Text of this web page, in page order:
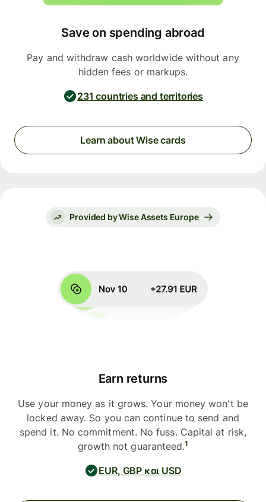
Save on spending abroad
Pay and withdraw cash worldwide without any
hidden fees or markups.
231 countries and territories
Learn about Wise cards
Provided by Wise Assets Europe
Earn returns
Use your money as it grows. Your money won't be
locked away. So you can continue to send and
spend it. No commitment. No fuss. Capital at risk,
growth not guaranteed.1
EUR, GBP και USD